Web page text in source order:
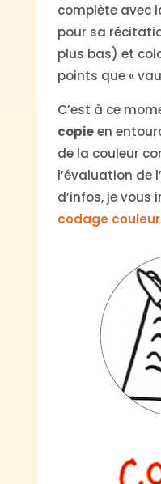
complète avec
pour sa
plus bas) et
points que «
C’est à ce
copieen
de la couleur
l’évaluation de
d’infos, je vous
codage couleur